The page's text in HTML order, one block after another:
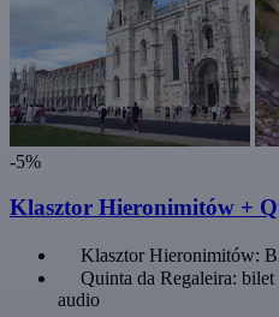
-5%
Klasztor Hieronimitów +
Klasztor Hieronimitów:
Quinta da Regaleira:
audio